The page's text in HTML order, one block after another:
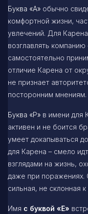
Буква «А» обычно
комфортной жизни,
увлечений. Для
возглавлять
самостоятельно
отличие Карена от
не признает
посторонним мнениям.
Буква «Р» в имени для
активен и не боится
умеет докапываться
для Карена ­– смело
взглядами на жизнь,
даже при поражениях.
сильная, не склонная
Имя с буквой «Е»